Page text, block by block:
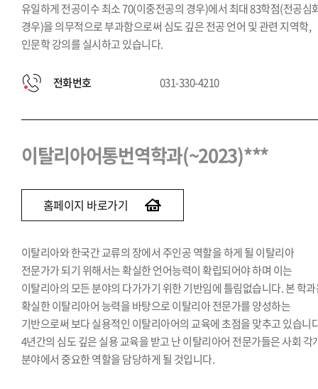
유일하게 전공이수 최소 70(이중전공의 경우)에서 최대 83학점(전공심
경우)을 의무적으로 부과함으로써 심도 깊은 전공 언어 및 관련 지역학,
인문학 강의를 실시하고 있습니다.
전화번호 031-330-4210
이탈리아어통번역학과(~2023)***
홈페이지 바로가기
이탈리아와 한국간 교류의 장에서 주인공 역할을 하게 될 이탈리아
전문가가 되기 위해서는 확실한 언어능력이 확립되어야 하며 이는
이탈리아의 모든 분야의 다가가기 위한 기반임에 틀림없습니다. 본 학
확실한 이탈리아어 능력을 바탕으로 이탈리아 전문가를 양성하는
기반으로써 보다 실용적인 이탈리아어의 교육에 초점을 맞추고 있습니
4년간의 심도 깊은 실용 교육을 받고 난 이탈리아어 전문가들은 사회 각
분야에서 중요한 역할을 담당하게 될 것입니다.